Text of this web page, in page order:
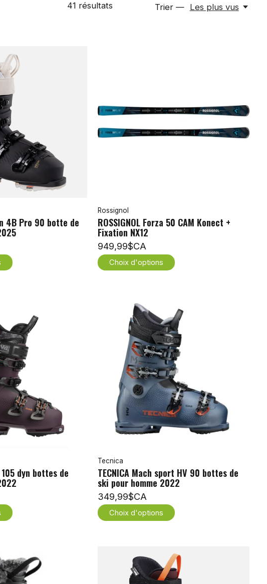
41 résultats Trier — Les plus vus
4B Pro 90 botte de
Rossignol
ROSSIGNOL Forza 50 CAM Konect +
Fixation NX12
949,99$CA
Choix d'options
105 dyn bottes de
Tecnica
TECNICA Mach sport HV 90 bottes de
ski pour homme 2022
349,99$CA
Choix d'options